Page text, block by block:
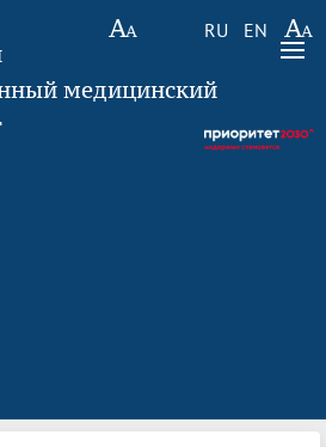
RU EN
медицинский